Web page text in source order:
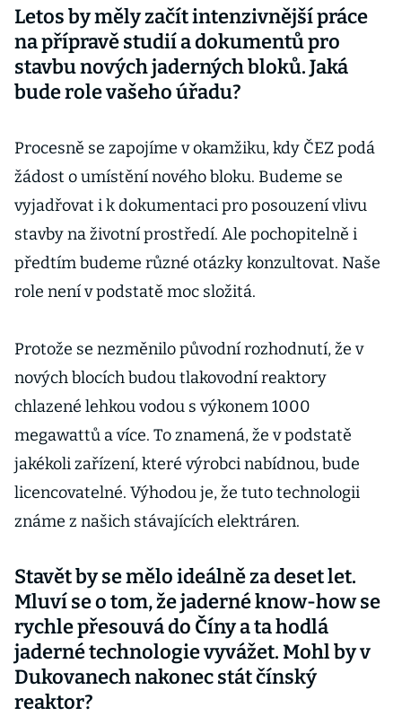
Letos by měly začít intenzivnější práce
na přípravě studií a dokumentů pro
stavbu nových jaderných bloků. Jaká
bude role vašeho úřadu?
Procesně se zapojíme v okamžiku, kdy ČEZ podá
žádost o umístění nového bloku. Budeme se
vyjadřovat i k dokumentaci pro posouzení vlivu
stavby na životní prostředí. Ale pochopitelně i
předtím budeme různé otázky konzultovat. Naše
role není v podstatě moc složitá.
Protože se nezměnilo původní rozhodnutí, že v
nových blocích budou tlakovodní reaktory
chlazené lehkou vodou s výkonem 1000
megawattů a více. To znamená, že v podstatě
jakékoli zařízení, které výrobci nabídnou, bude
licencovatelné. Výhodou je, že tuto technologii
známe z našich stávajících elektráren.
Stavět by se mělo ideálně za deset let.
Mluví se o tom, že jaderné know-how se
rychle přesouvá do Číny a ta hodlá
jaderné technologie vyvážet. Mohl by v
Dukovanech nakonec stát čínský
reaktor?